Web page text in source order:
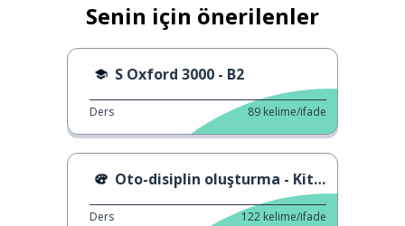
Senin için önerilenler
S Oxford 3000 - B2
Ders 89 kelime/ifade
Oto-disiplin oluşturma - Kitap incelemesi
Ders 122 kelime/ifade